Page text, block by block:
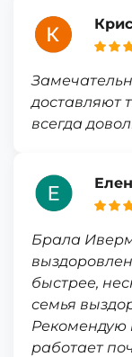
доставляют
всегда
Брала
быстрее,
семья
Рекомендую
работает